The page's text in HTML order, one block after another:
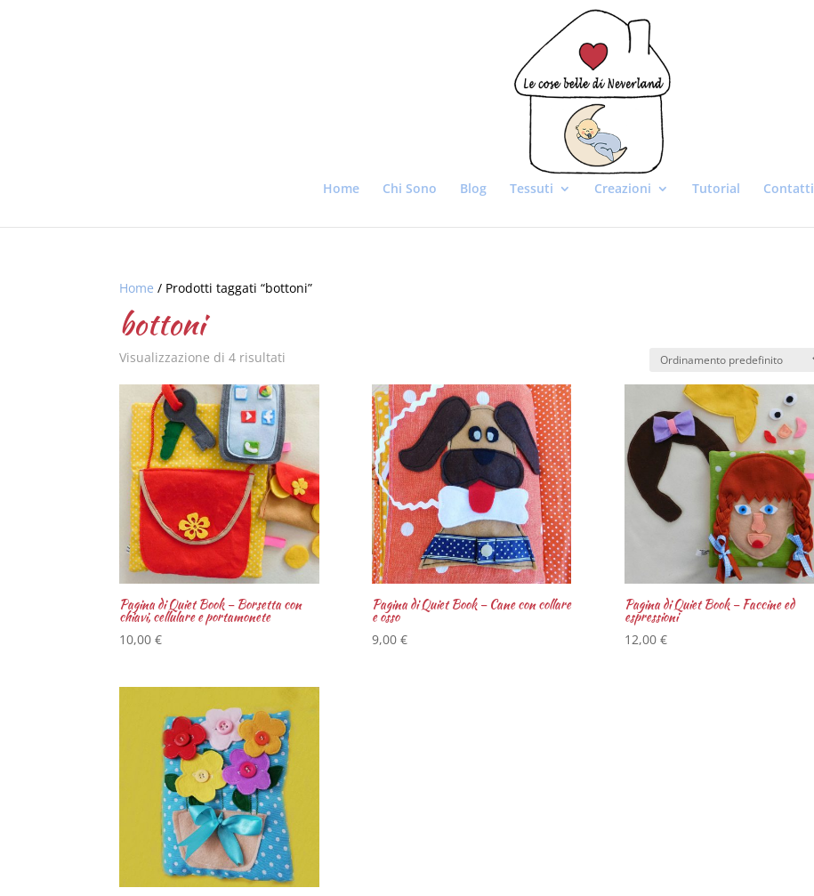
Home Chi Sono Blog Tessuti Creazioni Tutorial Contatti
Home / Prodotti taggati “bottoni”
bottoni
Visualizzazione di 4 risultati
Pagina di Quiet Book – Borsetta con
chiavi, cellulare e portamonete
10,00€
Pagina di Quiet Book – Cane con collare
e osso
9,00 €
Pagina di Quiet Book – Faccine ed
espressioni
12,00 €